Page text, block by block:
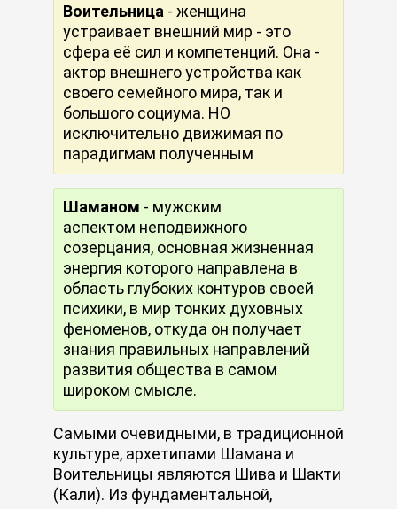
Воительница - женщина
устраивает внешний мир - это
сфера её сил и компетенций. Она -
актор внешнего устройства как
своего семейного мира, так и
большого социума. НО
исключительно движимая по
парадигмам полученным
Шаманом - мужским
аспектом неподвижного
созерцания, основная жизненная
энергия которого направлена в
область глубоких контуров своей
психики, в мир тонких духовных
феноменов, откуда он получает
знания правильных направлений
развития общества в самом
широком смысле.
Самыми очевидными, в традиционной
культуре, архетипами Шамана и
Воительницы являются Шива и Шакти
(Кали). Из фундаментальной,